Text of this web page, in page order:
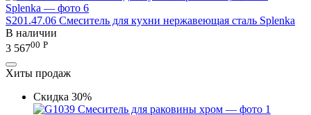
S201.47.06 Смеситель для кухни нержавеющая сталь Splenka
В наличии
3 56700 Р
Хиты продаж
Скидка 30%